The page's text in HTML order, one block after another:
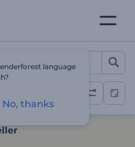
Intro-
language
No, thanks